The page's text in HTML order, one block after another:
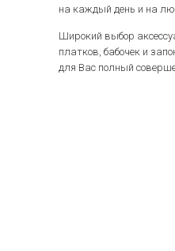
на каждый день и на
Широкий выбор
платков, бабочек и
для Вас полный